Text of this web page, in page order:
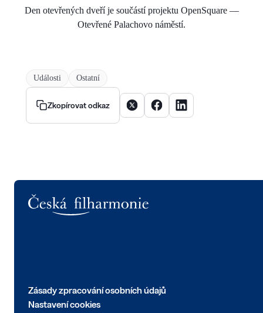
Den otevřených dveří je součástí projektu OpenSquare —
Otevřené Palachovo náměstí.
Události Ostatní
Zkopírovat odkaz Sdílet článek na X
Sdílet článek na Facebooku
Sdílet článek na
Zásady zpracování osobních údajů
Nastavení cookies